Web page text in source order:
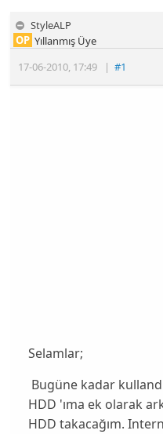
StyleALP
17-06-2010, 17:49 |#1
OP Yıllanmış Üye
Selamlar;
Bugüne kadar
HDD 'ıma ek olarak
HDD takacağım.